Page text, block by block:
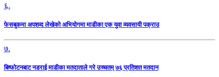
६.
फेसबुकमा अपशव्द लेखेको अभियोगमा माडीका एक युवा व्यवसायी पक्राउ
७.
बिष्फोटनबाट नडराई माडीका मतदाताले गरे उच्चतम् ७६ प्रतिशत मतदान